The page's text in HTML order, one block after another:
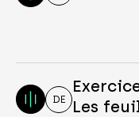
DE
Les